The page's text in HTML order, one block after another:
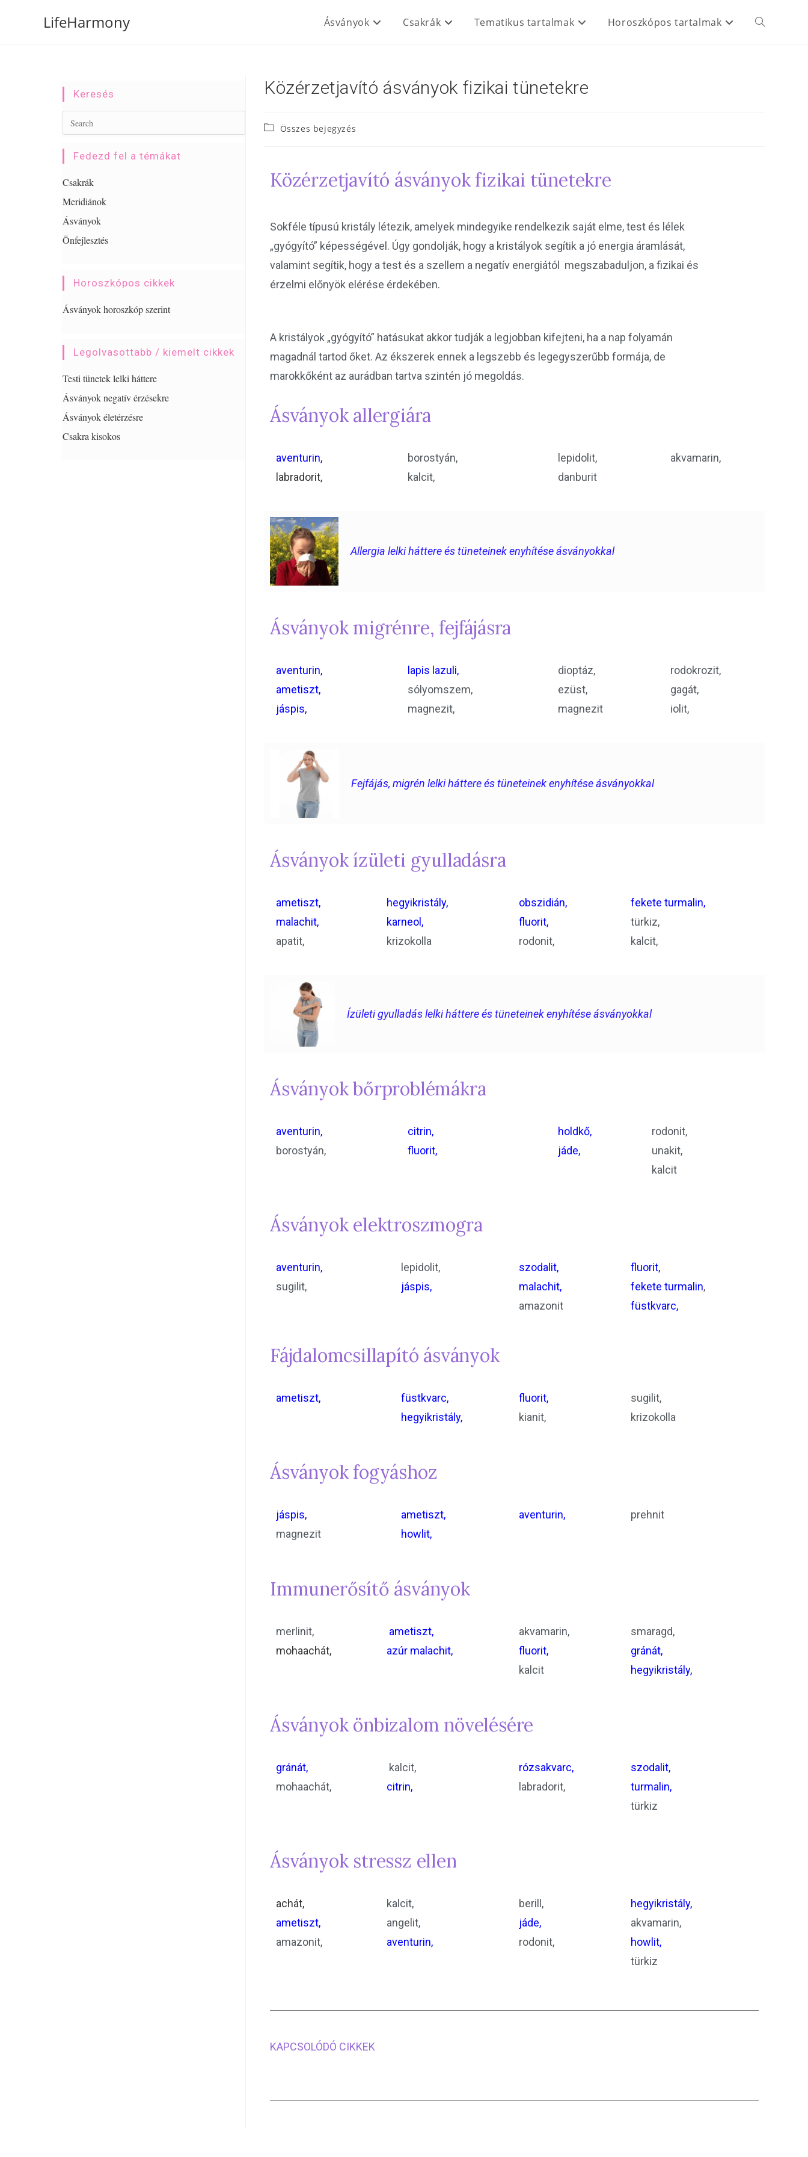
LifeHarmony Ásványok Csakrák Tematikus tartalmak Horoszkópos tartalmak
Közérzetjavító ásványok fizikai tünetekre
Összes bejegyzés
Közérzetjavító ásványok fizikai tünetekre
Sokféle típusú kristály létezik, amelyek mindegyike rendelkezik saját elme, test és lélek
„gyógyító” képességével. Úgy gondolják, hogy a kristályok segítik a jó energia áramlását,
valamint segítik, hogy a test és a szellem a negatív energiától megszabaduljon, a fizikai és
érzelmi előnyök elérése érdekében.
A kristályok „gyógyító” hatásukat akkor tudják a legjobban kifejteni, ha a nap folyamán
magadnál tartod őket. Az ékszerek ennek a legszebb és legegyszerűbb formája, de
marokkőként az aurádban tartva szintén jó megoldás.
Ásványok allergiára
aventurin,
labradorit,
borostyán,
kalcit,
lepidolit,
danburit
akvamarin,
Allergia lelki háttere és tüneteinek enyhítése ásványokkal
Ásványok migrénre, fejfájásra
aventurin,
ametiszt,
jáspis,
lapis lazuli,
sólyomszem,
magnezit,
dioptáz,
ezüst,
magnezit
rodokrozit,
gagát,
iolit,
Fejfájás, migrén lelki háttere és tüneteinek enyhítése ásványokkal
Ásványok ízületi gyulladásra
ametiszt,
malachit,
apatit,
hegyikristály,
karneol,
krizokolla
obszidián,
fluorit,
rodonit,
fekete turmalin,
türkiz,
kalcit,
Ízületi gyulladás lelki háttere és tüneteinek enyhítése ásványokkal
Ásványok bőrproblémákra
aventurin,
borostyán,
citrin,
fluorit,
holdkő,
jáde,
rodonit,
unakit,
kalcit
Ásványok elektroszmogra
aventurin,
sugilit,
lepidolit,
jáspis,
szodalit,
malachit,
amazonit
fluorit,
fekete turmalin,
füstkvarc,
Fájdalomcsillapító ásványok
ametiszt,
füstkvarc,
hegyikristály,
fluorit,
kianit,
sugilit,
krizokolla
Ásványok fogyáshoz
jáspis,
magnezit
ametiszt,
howlit,
aventurin, prehnit
Immunerősítő ásványok
merlinit,
mohaachát,
ametiszt,
azúr malachit,
akvamarin,
fluorit,
kalcit
smaragd,
gránát,
hegyikristály,
Ásványok önbizalom növelésére
gránát,
mohaachát,
kalcit,
citrin,
rózsakvarc,
labradorit,
szodalit,
turmalin,
türkiz
Ásványok stressz ellen
achát,
ametiszt,
amazonit,
kalcit,
angelit,
aventurin,
berill,
jáde,
rodonit,
hegyikristály,
akvamarin,
howlit,
türkiz
KAPCSOLÓDÓ CIKKEK
Keresés
Fedezd fel a témákat
Csakrák
Meridiánok
Ásványok
Önfejlesztés
Horoszkópos cikkek
Ásványok horoszkóp szerint
Legolvasottabb / kiemelt cikkek
Testi tünetek lelki háttere
Ásványok negatív érzésekre
Ásványok életérzésre
Csakra kisokos